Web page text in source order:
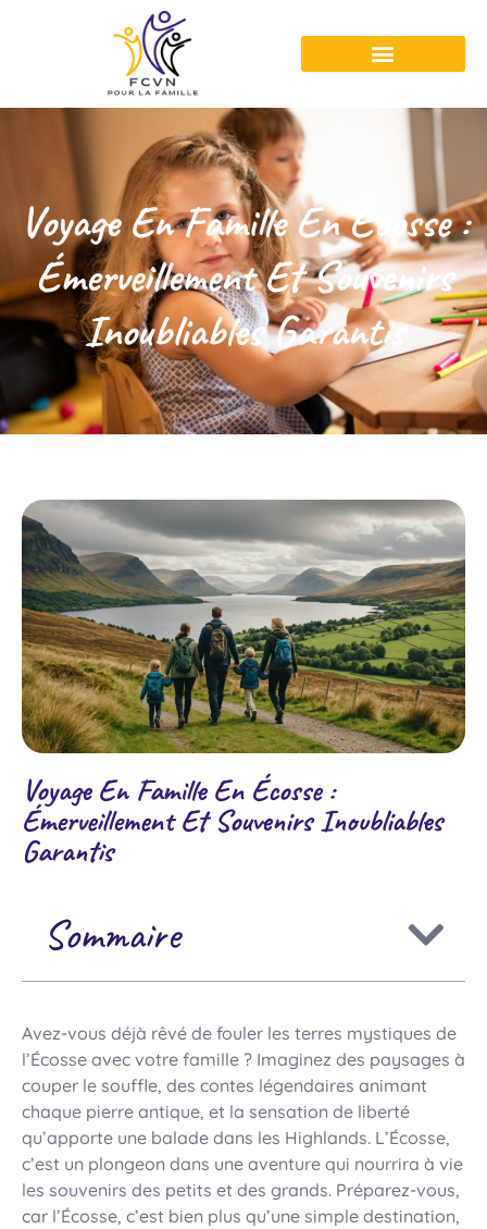
Voyage En Famille En Écosse :
Émerveillement Et Souvenirs
Inoubliables Garantis
Voyage En Famille En Écosse :
Émerveillement Et Souvenirs Inoubliables
Garantis
Sommaire
Avez-vous déjà rêvé de fouler les terres mystiques de
l’Écosse avec votre famille ? Imaginez des paysages à
couper le souffle, des contes légendaires animant
chaque pierre antique, et la sensation de liberté
qu’apporte une balade dans les Highlands. L’Écosse,
c’est un plongeon dans une aventure qui nourrira à vie
les souvenirs des petits et des grands. Préparez-vous,
car l’Écosse, c’est bien plus qu’une simple destination,